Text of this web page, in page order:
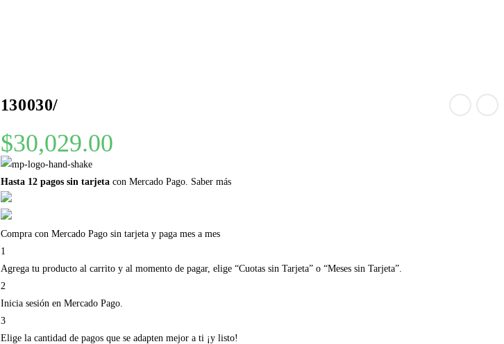
130030/
$30,029.00
Hasta 12 pagos sin tarjetacon Mercado Pago. Saber más
Compra con Mercado Pago sin tarjeta y paga mes a mes
1
Agrega tu producto al carrito y al momento de pagar, elige “Cuotas sin Tarjeta” o “Meses sin Tarjeta”.
2
Inicia sesión en Mercado Pago.
3
Elige la cantidad de pagos que se adapten mejor a ti ¡y listo!